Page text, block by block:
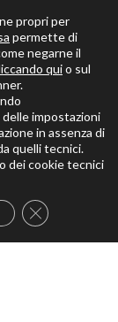
propri per
permette di
negarne il
quio sul
impostazioni
in assenza di
quelli tecnici.
dei cookie tecnici
Close GDPR